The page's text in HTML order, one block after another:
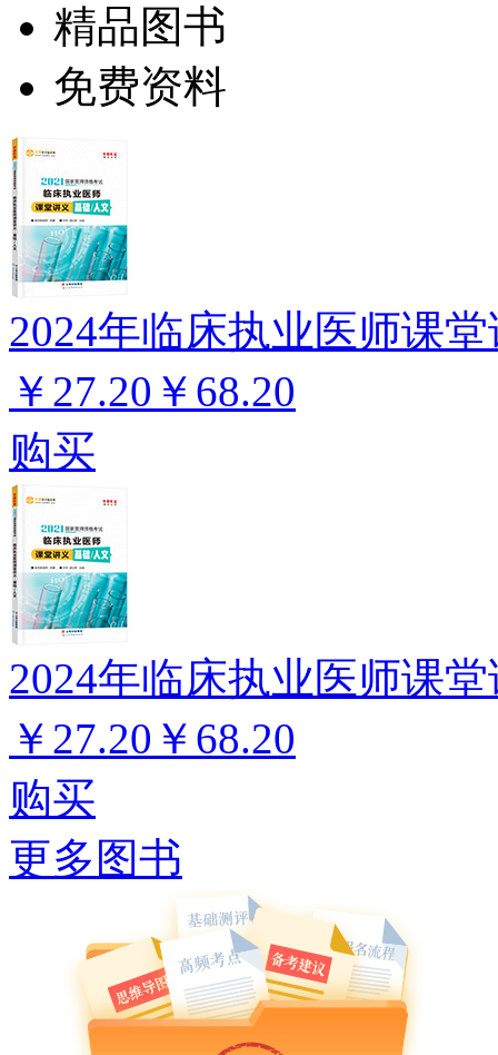
精品图书
免费资料
2024年临床执业医师课
￥27.20 ￥68.20
购买
2024年临床执业医师课
￥27.20 ￥68.20
购买
更多图书